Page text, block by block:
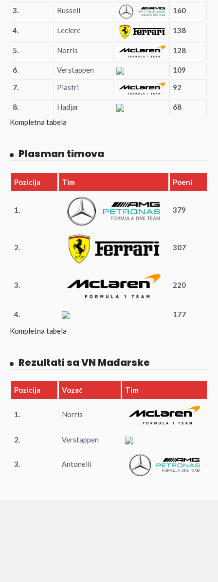
3. Russell 160
4. Leclerc 138
5. Norris 128
6. Verstappen
109
7.
Piastri 92
8. Hadjar
68
Kompletna tabela
Plasman timova
Pozicija Tim Poeni
1. 379
2. 307
3. 220
4.
177
Kompletna tabela
Rezultati sa VN Mađarske
Pozicija Vozač Tim
1. Norris
2. Verstappen
3. Antonelli